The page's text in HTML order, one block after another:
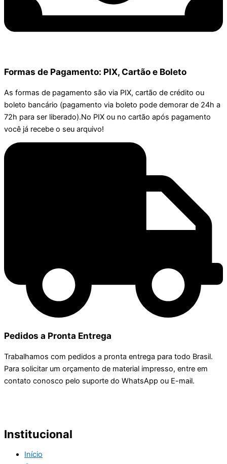
Formas de Pagamento: PIX, Cartão e Boleto
As formas de pagamento são via PIX, cartão de crédito ou
boleto bancário (pagamento via boleto pode demorar de 24h a
72h para ser liberado).No PIX ou no cartão após pagamento
você já recebe o seu arquivo!
Pedidos a Pronta Entrega
Trabalhamos com pedidos a pronta entrega para todo Brasil.
Para solicitar um orçamento de material impresso, entre em
contato conosco pelo suporte do WhatsApp ou E-mail.
Institucional
Início